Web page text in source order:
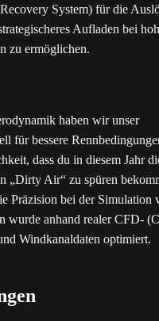
System) für die
Aufladen bei
zu ermöglichen.
haben wir unser
für bessere
dass du in diesem Jahr
„Dirty Air“ zu spüren
Präzision bei der Simulation
wurde anhand realer CFD-
Windkanaldaten optimiert.